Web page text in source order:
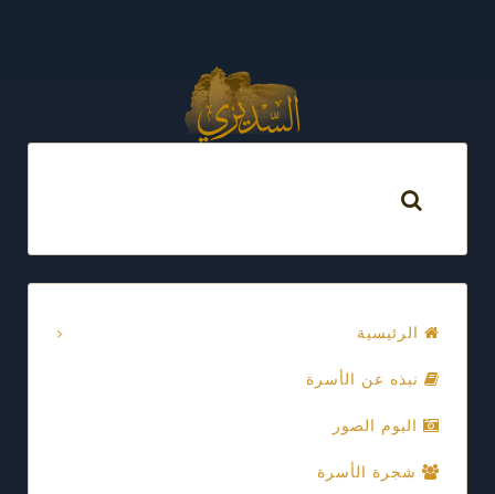
الرئيسية
نبذه عن الأسرة
البوم الصور
شجرة الأسرة